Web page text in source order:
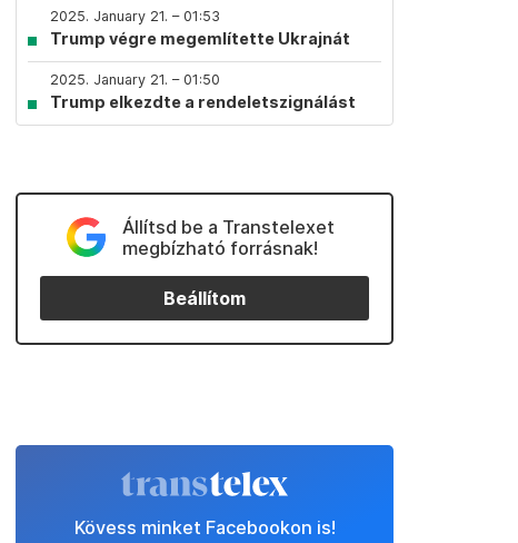
2025. January 21. – 01:53
Trump végre megemlítette Ukrajnát
2025. January 21. – 01:50
Trump elkezdte a rendeletszignálást
Állítsd be a Transtelexet
megbízható forrásnak!
Beállítom
Kövess minket Facebookon is!